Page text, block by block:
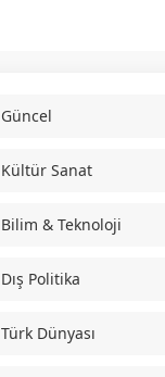
Güncel
Kültür Sanat
Bilim & Teknoloji
Dış Politika
Türk Dünyası